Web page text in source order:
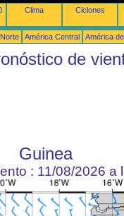
Clima Ciclones
América Central América
de
Guinea
: 11/08/2026 a